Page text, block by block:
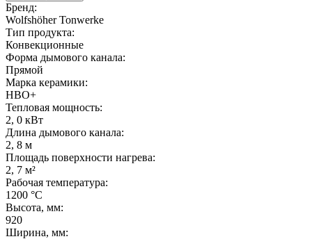
Бренд:
Wolfshöher Tonwerke
Тип продукта:
Конвекционные
Форма дымового канала:
Прямой
Марка керамики:
HBO+
Тепловая мощность:
2, 0 кВт
Длина дымового канала:
2, 8 м
Площадь поверхности нагрева:
2, 7 м²
Рабочая температура:
1200 °С
Высота, мм:
920
Ширина, мм: